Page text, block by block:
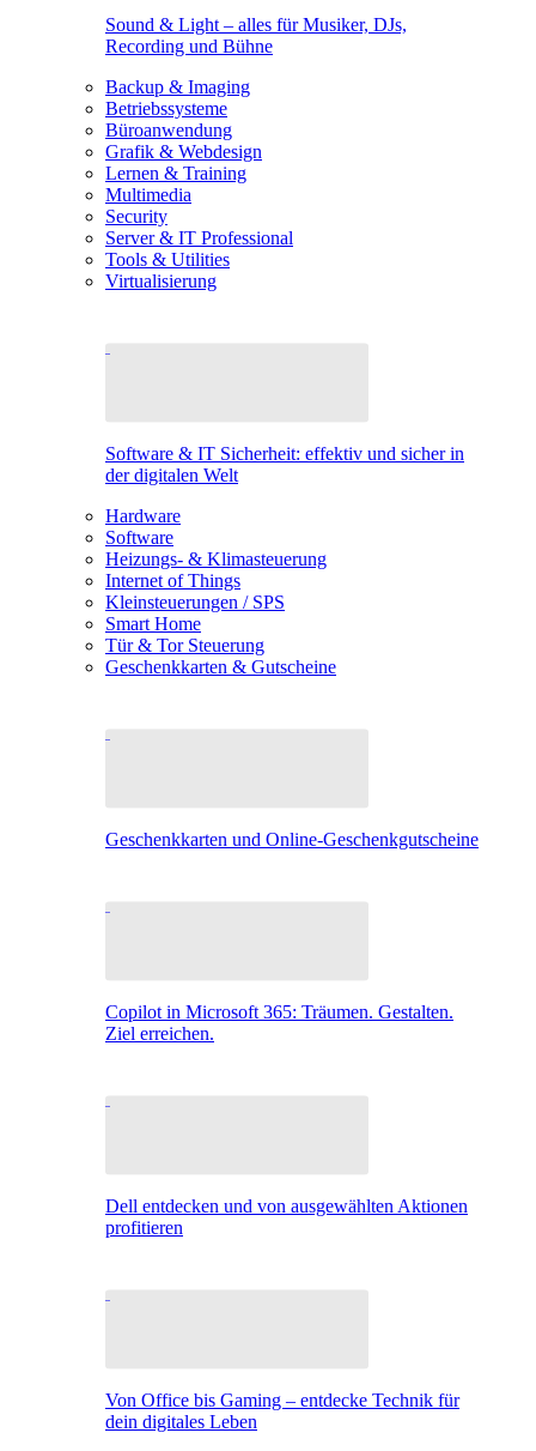
Sound & Light – alles für Musiker, DJs,
Recording und Bühne
Backup & Imaging
Betriebssysteme
Büroanwendung
Grafik & Webdesign
Lernen & Training
Multimedia
Security
Server & IT Professional
Tools & Utilities
Virtualisierung
Software & IT Sicherheit: effektiv und sicher in
der digitalen Welt
Hardware
Software
Heizungs- & Klimasteuerung
Internet of Things
Kleinsteuerungen / SPS
Smart Home
Tür & Tor Steuerung
Geschenkkarten & Gutscheine
Geschenkkarten und Online-Geschenkgutscheine
Copilot in Microsoft 365: Träumen. Gestalten.
Ziel erreichen.
Dell entdecken und von ausgewählten Aktionen
profitieren
Von Office bis Gaming – entdecke Technik für
dein digitales Leben